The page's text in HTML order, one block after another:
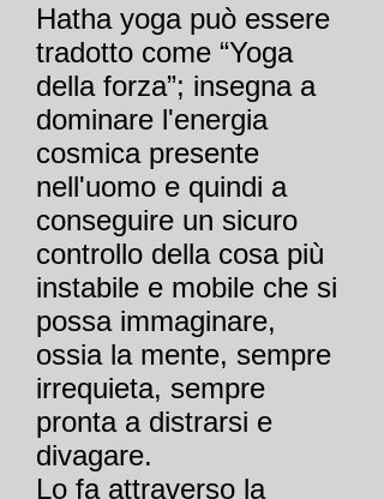
Hatha yoga può essere
tradotto come “Yoga
della forza”; insegna a
dominare l'energia
cosmica presente
nell'uomo e quindi a
conseguire un sicuro
controllo della cosa più
instabile e mobile che si
possa immaginare,
ossia la mente, sempre
irrequieta, sempre
pronta a distrarsi e
divagare.
Lo fa attraverso la